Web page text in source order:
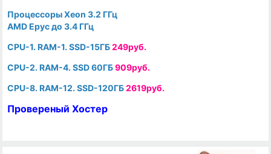
Процессоры Xeon 3.2 ГГц
AMD Epyc до 3.4 ГГц
CPU-1. RAM-1. SSD-15ГБ249руб.
CPU-2. RAM-4. SSD 60ГБ909руб.
CPU-8. RAM-12. SSD-120ГБ2619руб.
Провереный Хостер